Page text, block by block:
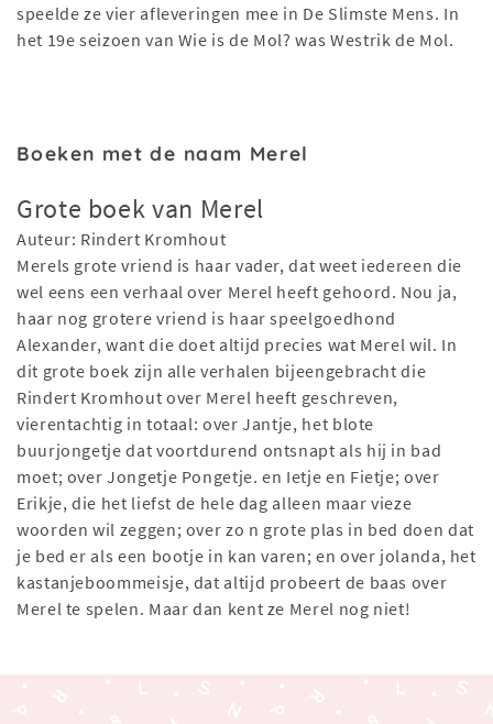
speelde ze vier afleveringen mee in De Slimste Mens. In
het 19e seizoen van Wie is de Mol? was Westrik de Mol.
Boeken met de naam Merel
Grote boek van Merel
Auteur: Rindert Kromhout
Merels grote vriend is haar vader, dat weet iedereen die
wel eens een verhaal over Merel heeft gehoord. Nou ja,
haar nog grotere vriend is haar speelgoedhond
Alexander, want die doet altijd precies wat Merel wil. In
dit grote boek zijn alle verhalen bijeengebracht die
Rindert Kromhout over Merel heeft geschreven,
vierentachtig in totaal: over Jantje, het blote
buurjongetje dat voortdurend ontsnapt als hij in bad
moet; over Jongetje Pongetje. en Ietje en Fietje; over
Erikje, die het liefst de hele dag alleen maar vieze
woorden wil zeggen; over zo n grote plas in bed doen dat
je bed er als een bootje in kan varen; en over jolanda, het
kastanjeboommeisje, dat altijd probeert de baas over
Merel te spelen. Maar dan kent ze Merel nog niet!